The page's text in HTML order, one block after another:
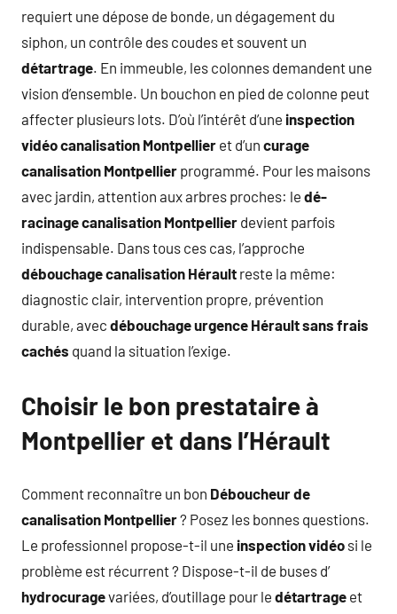
requiert une dépose de bonde, un dégagement du
siphon, un contrôle des coudes et souvent un
détartrage. En immeuble, les colonnes demandent une
vision d’ensemble. Un bouchon en pied de colonne peut
affecter plusieurs lots. D’où l’intérêt d’une inspection
vidéo canalisation Montpellier et d’un curage
canalisation Montpellier programmé. Pour les maisons
avec jardin, attention aux arbres proches: le dé-
racinage canalisation Montpellier devient parfois
indispensable. Dans tous ces cas, l’approche
débouchage canalisation Hérault reste la même:
diagnostic clair, intervention propre, prévention
durable, avec débouchage urgence Hérault sans frais
cachés quand la situation l’exige.
Choisir le bon prestataire à
Montpellier et dans l’Hérault
Comment reconnaître un bon Déboucheur de
canalisation Montpellier? Posez les bonnes questions.
Le professionnel propose-t-il une inspection vidéo si le
problème est récurrent ? Dispose-t-il de buses d’
hydrocuragevariées, d’outillage pour le détartrage et